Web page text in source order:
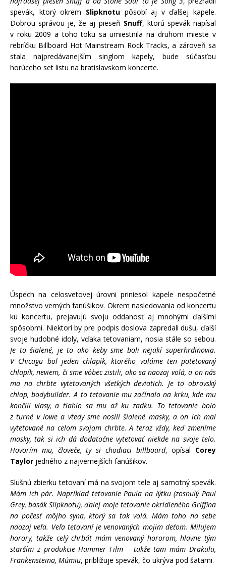
spevák, ktorý okrem Slipknotupôsobí aj v ďalšej kapele.
Dobrou správou je, že aj pieseň Snuff, ktorú spevák napísal
v roku 2009 a toho toku sa umiestnila na druhom mieste v
rebríčku Billboard Hot Mainstream Rock Tracks, a zároveň sa
stala najpredávanejším singlom kapely, bude súčasťou
horúceho set listu na bratislavskom koncerte.
Úspech na celosvetovej úrovni priniesol kapele nespočetné
množstvo verných fanúšikov. Okrem nasledovania od koncertu
ku koncertu, prejavujú svoju oddanosť aj mnohými ďalšími
spôsobmi. Niektorí by pre podpis doslova zapredali dušu, ďalší
svoje hudobné idoly, vďaka tetovaniam, nosia stále so sebou.
Je to šialené, je to ako keby sme boli nejakí superhrdinovia.
V Chicagu bol jeden chlapík, ktorého voláme ten potetovaný
chlapík, neviem, či sme vôbec zistili, ako sa naozaj volá, a on nás
ma na chrbte vytetovaných všetkých deviatich. Je to obrovský
chlap, bodybuilder. A to tetovanie mu začínalo na krku, kde mu
končili vlasy, a tiahlo sa mu až ku zadku. To tetovanie bolo
z turné v Iowe a vtedy sme nosili šialené masky, a on ich mal
vytetované na celom svojom chrbte. A teraz vždy, keď zmeníme
masky, tak si ich dá dodatočne vytetovať niekde na svoje telo.
Hovorím mu, človeče, ty si chodiaci billboard, opísal Corey
Taylor jedného z najvernejších fanúšikov.
Slušnú zbierku tetovaní má na svojom tele aj samotný spevák.
Mám ich pár. Napríklad tetovanie Paula na lýtku (zosnulý Paul
Grey, basák Slipknotu), ďalej moje tetovanie okrídleného Griffina
na počesť môjho syna, ktorý sa tak volá. Mám toho na sebe
naozaj veľa. Veľa tetovaní je venovaných mojim deťom. Milujem
horory, takže celý chrbát mám venovaný hororom, hlavne tým
starším z produkcie Hammer Film – takže tam mám Drakulu,
Frankensteina, Múmiu, približuje spevák, čo ukrýva pod šatami.